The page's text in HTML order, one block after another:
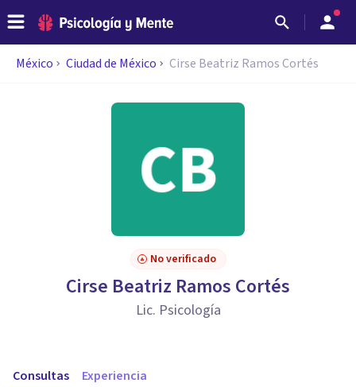
México Ciudad de México Cirse Beatriz Ramos Cortés
No verificado
Cirse Beatriz Ramos Cortés
Lic. Psicología
Consultas Experiencia